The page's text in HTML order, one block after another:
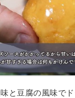
と豆腐の風味で